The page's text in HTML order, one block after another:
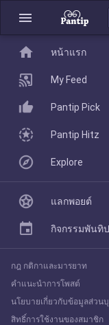
menu
home
Pantip Pick
Explore
home หน้าแรก
My Feed
Pantip Pick
Pantip Hitz
Explore
แลกพอยต์
กิจกรรมพันทิป
กฎ กติกาและมารยาท
คำแนะนำการโพสต์
นโยบายเกี่ยวกับข้อมูลส่วน
สิทธิ์การใช้งานของสมาชิก